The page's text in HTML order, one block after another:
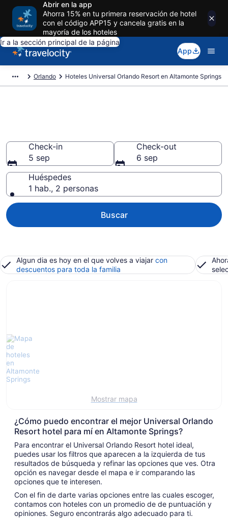
Abrir en la app
Ahorra 15% en tu primera reservación de hotel
con el código APP15 y cancela gratis en la
mayoría de los hoteles
Ir a la sección principal de la página
App
Orlando Hoteles Universal Orlando Resort en Altamonte Springs
Check-in
5 sep
Check-out
6 sep
Huéspedes
1 hab., 2 personas
Buscar
Algun dia es hoy en el que volves a viajar con
descuentos para toda la familia
Mostrar mapa
¿Cómo puedo encontrar el mejor Universal Orlando
Resort hotel para mí en Altamonte Springs?
Para encontrar el Universal Orlando Resort hotel ideal,
puedes usar los filtros que aparecen a la izquierda de tus
resultados de búsqueda y refinar las opciones que ves. Otra
opción es navegar desde el mapa e ir comparando las
opciones que te interesen.
Con el fin de darte varias opciones entre las cuales escoger,
contamos con hoteles con un promedio de de puntuación y
opiniones. Seguro encontrarás algo adecuado para ti.